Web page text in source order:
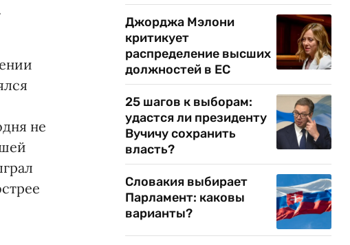
не
Джорджа Мэлони
критикует
распределение высших
должностей в ЕС
25 шагов к выборам:
удастся ли президенту
Вучичу сохранить
власть?
Словакия выбирает
Парламент: каковы
варианты?